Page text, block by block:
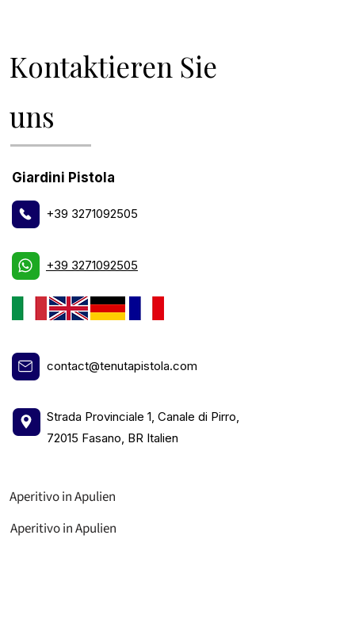
Kontaktieren Sie
uns
Giardini Pistola
+39 3271092505
+39 3271092505
contact@tenutapistola.com
Strada Provinciale 1, Canale di Pirro,
72015 Fasano, BR Italien
Aperitivo in Apulien
Aperitivo in Apulien